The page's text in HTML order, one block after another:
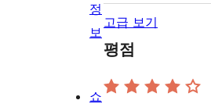
고급 보기
평점
정
보
쇼